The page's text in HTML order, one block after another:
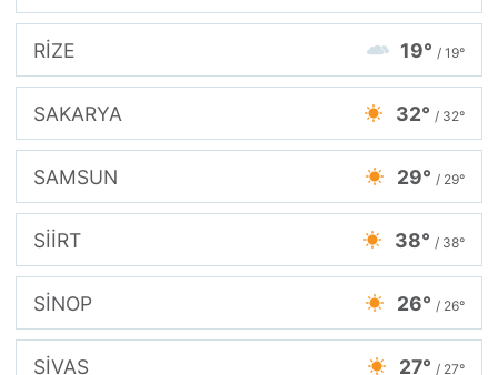
RİZE 19° / 19°
SAKARYA 32° / 32°
SAMSUN 29° / 29°
SİİRT 38° / 38°
SİNOP 26° / 26°
SİVAS 27° / 27°